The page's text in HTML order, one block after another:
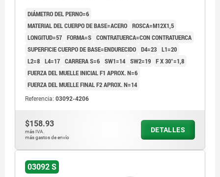
DIÁMETRO DEL PERNO=6
MATERIAL DEL CUERPO DE BASE=ACERO ROSCA=M12X1,5
LONGITUD=57 FORMA=S CONTRATUERCA=CON CONTRATUERCA
SUPERFICIE CUERPO DE BASE=ENDURECIDO D4=23 L1=20
L2=8 L4=17 CARRERA S=6 SW1=14 SW2=19 F X 30°=1,8
FUERZA DEL MUELLE INICIAL F1 APROX. N=6
FUERZA DEL MUELLE FINAL F2 APROX. N=14
Referencia: 03092-4206
$158.93
más IVA.
más gastos de envío
DETALLES
03092 S